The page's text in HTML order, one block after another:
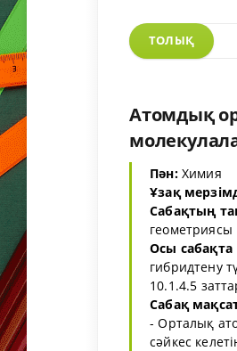
ТОЛЫҚ
Атомдық
Пән:Химия
Ұзақ
Сабақтың
геометриясы
Осы сабақта
гибридтену
10.1.4.5
Сабақ
- Орталық
сәйкес